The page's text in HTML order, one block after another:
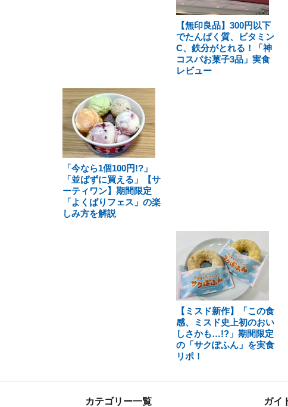
【無印良品】300円以下
でたんぱく質、ビタミン
C、鉄分がとれる！「神
コスパお菓子3品」実食
レビュー
「今なら1個100円!?」
「並ばずに買える」【サ
ーティワン】期間限定
「よくばりフェス」の楽
しみ方を解説
【ミスド新作】「この食
感、ミスド史上初のおい
しさかも…!?」期間限定
の「サクぽふん」を実食
リポ！
カテゴリー一覧 ガイ